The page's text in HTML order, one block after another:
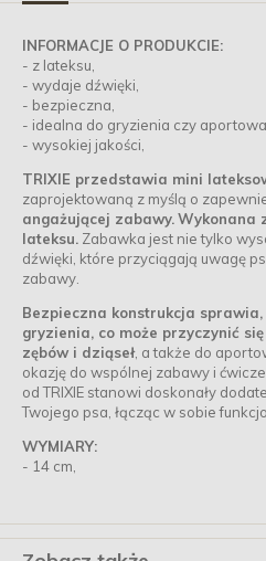
INFORMACJE O PRODUKCIE:
- z lateksu,
- wydaje dźwięki,
- bezpieczna,
- idealna do gryzienia czy
- wysokiej jakości,
TRIXIE przedstawia mini
zaprojektowaną z myślą o
angażującej zabawy.Wykonana
lateksu. Zabawka jest nie tylko
dźwięki, które przyciągają uwagę
zabawy.
Bezpieczna konstrukcja
gryzienia, co może przyczynić
zębów i dziąseł, a także do
okazję do wspólnej zabawy i
od TRIXIE stanowi doskonały
Twojego psa, łącząc w sobie
WYMIARY:
- 14 cm,